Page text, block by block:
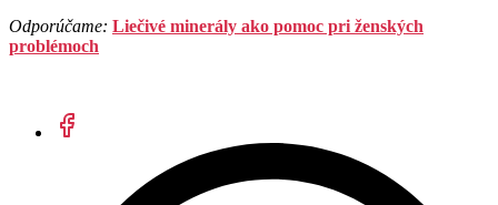
Odporúčame: Liečivé minerály ako pomoc pri ženských
problémoch